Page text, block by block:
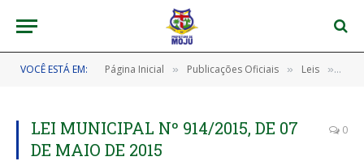
VOCÊ ESTÁ EM: Página Inicial » Publicações Oficiais » Leis »
LEI MUNICIPAL Nº 914/2015, DE 07
DE MAIO DE 2015
0